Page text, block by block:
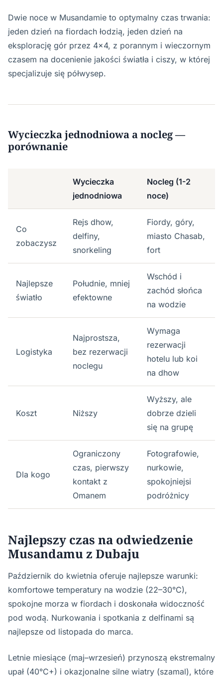
Dwie noce w Musandamie to optymalny czas trwania:
jeden dzień na fiordach łodzią, jeden dzień na
eksplorację gór przez 4x4, z porannym i wieczornym
czasem na docenienie jakości światła i ciszy, w której
specjalizuje się półwysep.
Wycieczka jednodniowa a nocleg —
porównanie
Wycieczka
jednodniowa
Nocleg (1-2
noce)
Co
zobaczysz
Rejs dhow,
delfiny,
snorkeling
Fiordy, góry,
miasto Chasab,
fort
Najlepsze
światło
Południe, mniej
efektowne
Wschód i
zachód słońca
na wodzie
Logistyka
Najprostsza,
bez rezerwacji
noclegu
Wymaga
rezerwacji
hotelu lub koi
na dhow
Koszt Niższy
Wyższy, ale
dobrze dzieli
się na grupę
Dla kogo
Ograniczony
czas, pierwszy
kontakt z
Omanem
Fotografowie,
nurkowie,
spokojniejsi
podróżnicy
Najlepszy czas na odwiedzenie
Musandamu z Dubaju
Październik do kwietnia oferuje najlepsze warunki:
komfortowe temperatury na wodzie (22–30°C),
spokojne morza w fiordach i doskonała widoczność
pod wodą. Nurkowania i spotkania z delfinami są
najlepsze od listopada do marca.
Letnie miesiące (maj–wrzesień) przynoszą ekstremalny
upał (40°C+) i okazjonalne silne wiatry (szamal), które